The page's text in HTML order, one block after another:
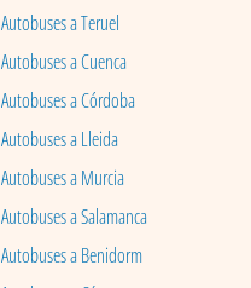
Autobuses a Teruel
Autobuses a Cuenca
Autobuses a Córdoba
Autobuses a Lleida
Autobuses a Murcia
Autobuses a Salamanca
Autobuses a Benidorm